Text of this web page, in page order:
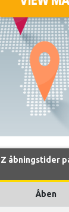
åbningstider
Åben